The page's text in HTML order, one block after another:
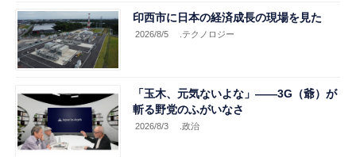
印西市に日本の経済成長の現場を見た
2026/8/5 .テクノロジー
「玉木、元気ないよな」――3G（爺）が
斬る野党のふがいなさ
2026/8/3 .政治